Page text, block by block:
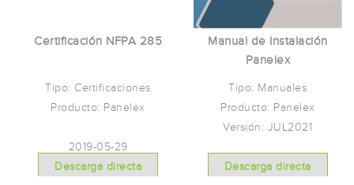
Certificación NFPA 285
Tipo: Certificaciones
Producto: Panelex
2019-05-29
Descarga directa
Manual de Instalación
Panelex
Tipo: Manuales
Producto: Panelex
Versión: JUL2021
Descarga directa